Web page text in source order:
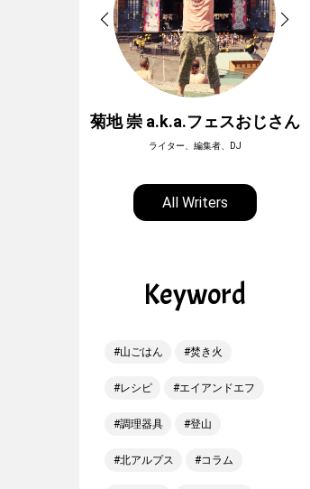
菊地 崇 a.k.a.フェスおじさん
ライター、編集者、DJ
All Writers
Keyword
山ごはん 焚き火
レシピ エイアンドエフ
調理器具 登山
北アルプス コラム